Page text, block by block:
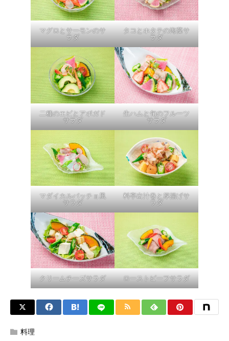
マグロとサーモンのサ
ラダ
タコとホタテの海藻サ
ラダ
二種のエビとアボガド
サラダ
生ハムと旬のフルーツ
サラダ
マダイカルパッチョ風
サラダ
料亭出汁巻と厚揚げサ
ラダ
クリームチーズサラダ ローストビーフサラダ
料理